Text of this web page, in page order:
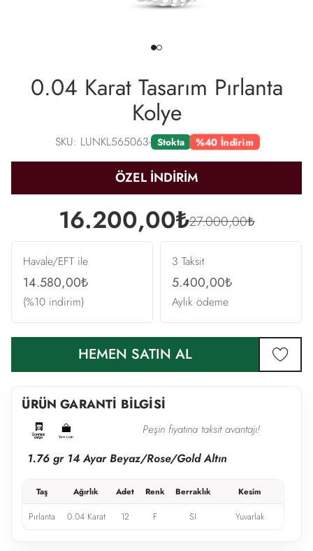
0.04 Karat Tasarım Pırlanta
Kolye
SKU: LUNKL565063- Stokta %40 İndirim
ÖZEL İNDİRİM
16.200,00₺27.000,00₺
Havale/EFT ile
14.580,00₺
(%10 indirim)
3 Taksit
5.400,00₺
Aylık ödeme
HEMEN SATIN AL
ÜRÜN GARANTİ BİLGİSİ
Peşin fiyatına taksit avantajı!
1.76 gr 14 Ayar Beyaz/Rose/Gold Altın
Taş Ağırlık Adet Renk Berraklık Kesim
Pırlanta 0.04 Karat 12 F SI Yuvarlak